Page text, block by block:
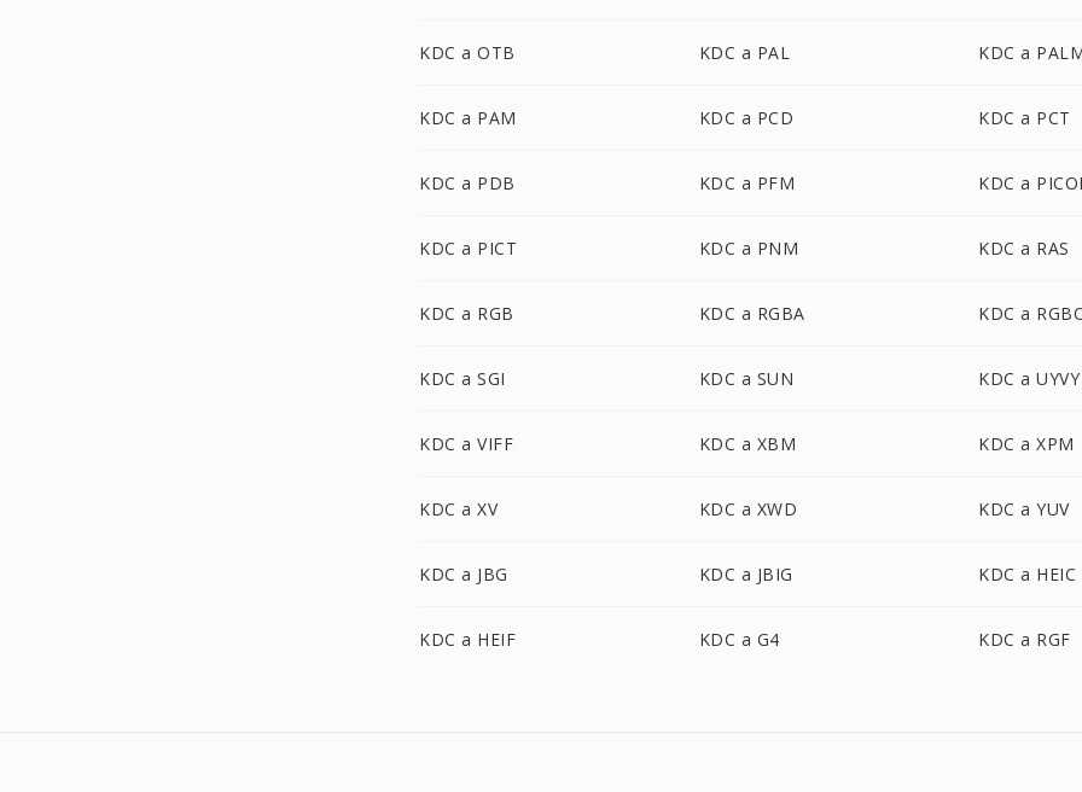
KDC a OTB KDC a PAL KDC a
KDC a PAM KDC a PCD KDC a PCT
KDC a PDB KDC a PFM KDC a
KDC a PICT KDC a PNM KDC a RAS
KDC a RGB KDC a RGBA KDC a
KDC a SGI KDC a SUN KDC a UYVY
KDC a VIFF KDC a XBM KDC a XPM
KDC a XV KDC a XWD KDC a YUV
KDC a JBG KDC a JBIG KDC a HEIC
KDC a HEIF KDC a G4 KDC a RGF